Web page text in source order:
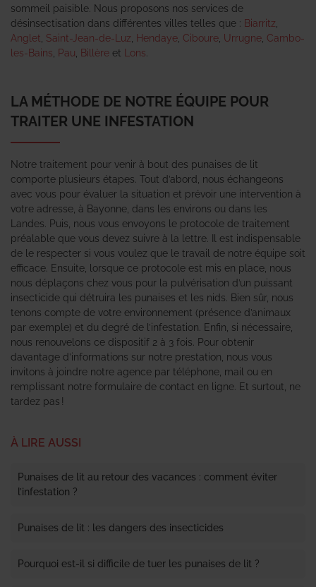
sommeil paisible. Nous proposons nos services de
désinsectisation dans différentes villes telles que : Biarritz
Anglet Saint-Jean-de-Luz Hendaye Ciboure Urrugne Cambo-
les-Bains
Pau Billère et Lons
LA MÉTHODE DE NOTRE ÉQUIPE POUR
TRAITER UNE INFESTATION
Notre traitement pour venir à bout des punaises de lit
comporte plusieurs étapes. Tout d’abord, nous échangeons
avec vous pour évaluer la situation et prévoir une intervention à
votre adresse, à Bayonne, dans les environs ou dans les
Landes. Puis, nous vous envoyons le protocole de traitement
préalable que vous devez suivre à la lettre. Il est indispensable
de le respecter si vous voulez que le travail de notre équipe soit
efficace. Ensuite, lorsque ce protocole est mis en place, nous
nous déplaçons chez vous pour la pulvérisation d’un puissant
insecticide qui détruira les punaises et les nids. Bien sûr, nous
tenons compte de votre environnement (présence d’animaux
par exemple) et du degré de l’infestation. Enfin, si nécessaire,
nous renouvelons ce dispositif 2 à 3 fois. Pour obtenir
davantage d’informations sur notre prestation, nous vous
invitons à joindre notre agence par téléphone, mail ou en
remplissant notre formulaire de contact en ligne. Et surtout, ne
tardez pas !
À LIRE AUSSI
Punaises de lit au retour des vacances : comment éviter
l’infestation ?
Punaises de lit : les dangers des insecticides
Pourquoi est-il si difficile de tuer les punaises de lit ?